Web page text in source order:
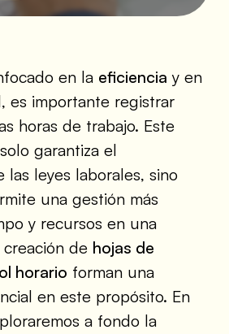
en la eficiencia y en
es importante registrar
horas de trabajo. Este
garantiza el
leyes laborales, sino
una gestión más
y recursos en una
creación de hojas de
horario forman una
en este propósito. En
a fondo la